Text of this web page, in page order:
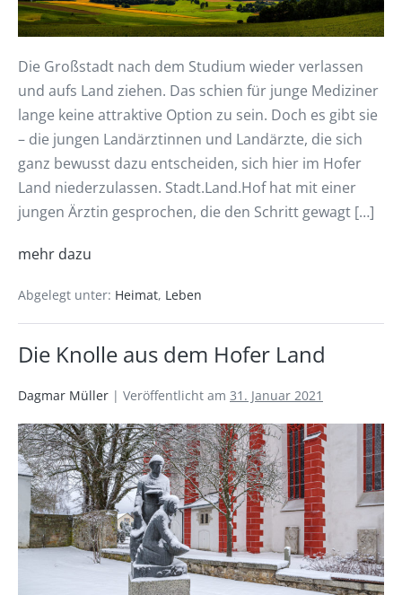
Die Großstadt nach dem Studium wieder verlassen
und aufs Land ziehen. Das schien für junge Mediziner
lange keine attraktive Option zu sein. Doch es gibt sie
– die jungen Landärztinnen und Landärzte, die sich
ganz bewusst dazu entscheiden, sich hier im Hofer
Land niederzulassen. Stadt.Land.Hof hat mit einer
jungen Ärztin gesprochen, die den Schritt gewagt […]
mehr dazu
Abgelegt unter: Heimat, Leben
Die Knolle aus dem Hofer Land
Dagmar Müller | Veröffentlicht am 31. Januar 2021